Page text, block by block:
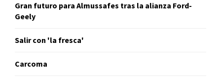
Gran futuro para Almussafes tras la alianza Ford-
Geely
Salir con 'la fresca'
Carcoma